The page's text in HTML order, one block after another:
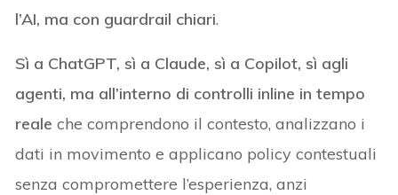
l’AI, ma con guardrail chiari.
Sì a ChatGPT, sì a Claude, sì a Copilot, sì agli
agenti, ma all’interno di controlli inline in tempo
reale che comprendono il contesto, analizzano i
dati in movimento e applicano policy contestuali
senza compromettere l’esperienza, anzi